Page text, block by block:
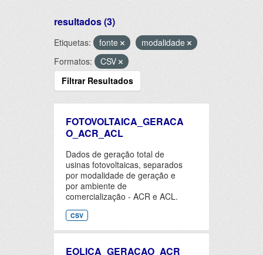
resultados (3)
Etiquetas: fonte
modalidade
Formatos:
CSV
Filtrar Resultados
FOTOVOLTAICA_GERACA
O_ACR_ACL
Dados de geração total de
usinas fotovoltaicas, separados
por modalidade de geração e
por ambiente de
comercialização - ACR e ACL.
CSV
EOLICA_GERACAO_ACR_